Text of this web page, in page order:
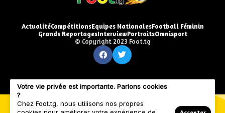
ActualitéCompétitionsEquipes NationalesFootball Féminin
Grands ReportagesInterviewPortraitsOmnisport
© Copyright 2023 Foot.tg
Votre vie privée est importante. Parlons cookies
?
Chez Foot.tg, nous utilisons nos propres